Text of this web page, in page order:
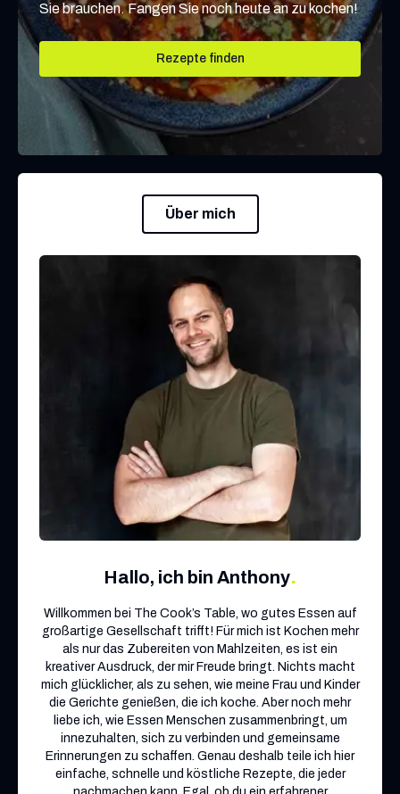
Sie brauchen. Fangen Sie noch heute an zu kochen!
Rezepte finden
Über mich
Hallo, ich bin Anthony.
Willkommen bei The Cook’s Table, wo gutes Essen auf
großartige Gesellschaft trifft! Für mich ist Kochen mehr
als nur das Zubereiten von Mahlzeiten, es ist ein
kreativer Ausdruck, der mir Freude bringt. Nichts macht
mich glücklicher, als zu sehen, wie meine Frau und Kinder
die Gerichte genießen, die ich koche. Aber noch mehr
liebe ich, wie Essen Menschen zusammenbringt, um
innezuhalten, sich zu verbinden und gemeinsame
Erinnerungen zu schaffen. Genau deshalb teile ich hier
einfache, schnelle und köstliche Rezepte, die jeder